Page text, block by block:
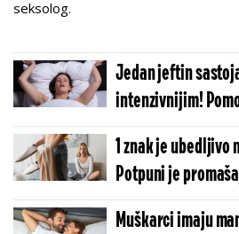
seksolog.
Jedan jeftin
intenzivnijim!
potrebna, krevet
1 znak je ubedljivo
Potpuni je
ga ako ponudi
Muškarci imaju